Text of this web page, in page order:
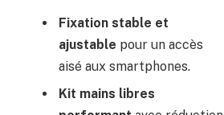
Fixation stable et
ajustable pour un accès
aisé aux smartphones.
Kit mains libres